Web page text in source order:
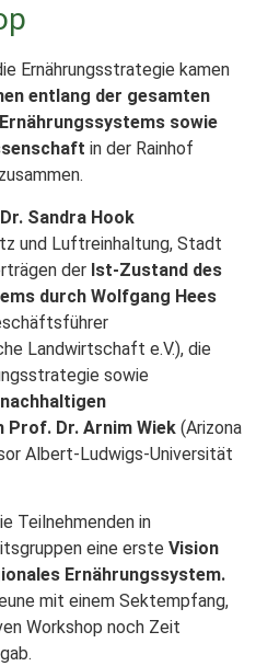
Ernährungsstrategie kamen
entlang der gesamten
sowie
in der Rainhof
Sandra Hook
und Luftreinhaltung, Stadt
der Ist-Zustand des
durch Wolfgang Hees
Landwirtschaft e.V.), die
sowie
Prof. Dr. Arnim Wiek (Arizona
Albert-Ludwigs-Universität
Teilnehmenden in
eine erste Vision
Ernährungssystem.
mit einem Sektempfang,
Workshop noch Zeit